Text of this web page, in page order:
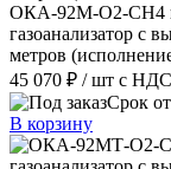
ОКА-92М-О2-СH4
газоанализатор с
метров
45 070 ₽ / шт с НДС
Срок
В корзину